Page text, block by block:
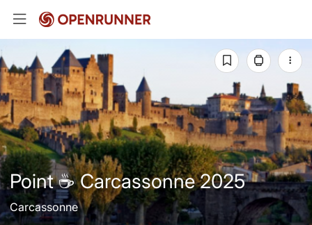
Point ☕ Carcassonne 2025
Carcassonne